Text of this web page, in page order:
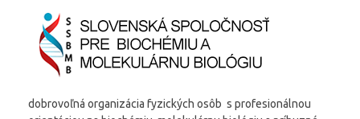
dobrovoľná organizácia fyzických osôb s profesionálnou